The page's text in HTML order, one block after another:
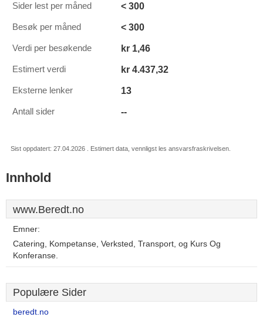
Sider lest per måned < 300
Besøk per måned < 300
Verdi per besøkende kr 1,46
Estimert verdi kr 4.437,32
Eksterne lenker 13
Antall sider --
Sist oppdatert: 27.04.2026 . Estimert data, vennligst les ansvarsfraskrivelsen.
Innhold
www.Beredt.no
Emner:
Catering, Kompetanse, Verksted, Transport, og Kurs Og
Konferanse.
Populære Sider
beredt.no